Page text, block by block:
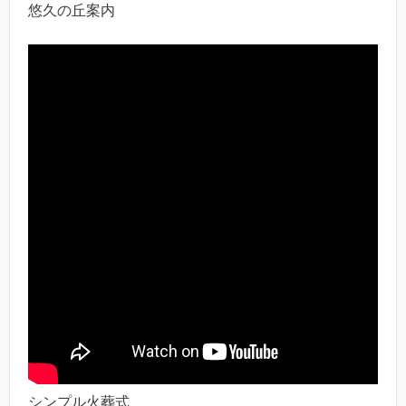
悠久の丘案内
シンプル火葬式